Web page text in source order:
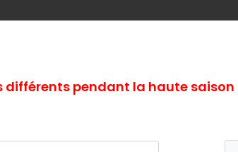
différents pendant la haute